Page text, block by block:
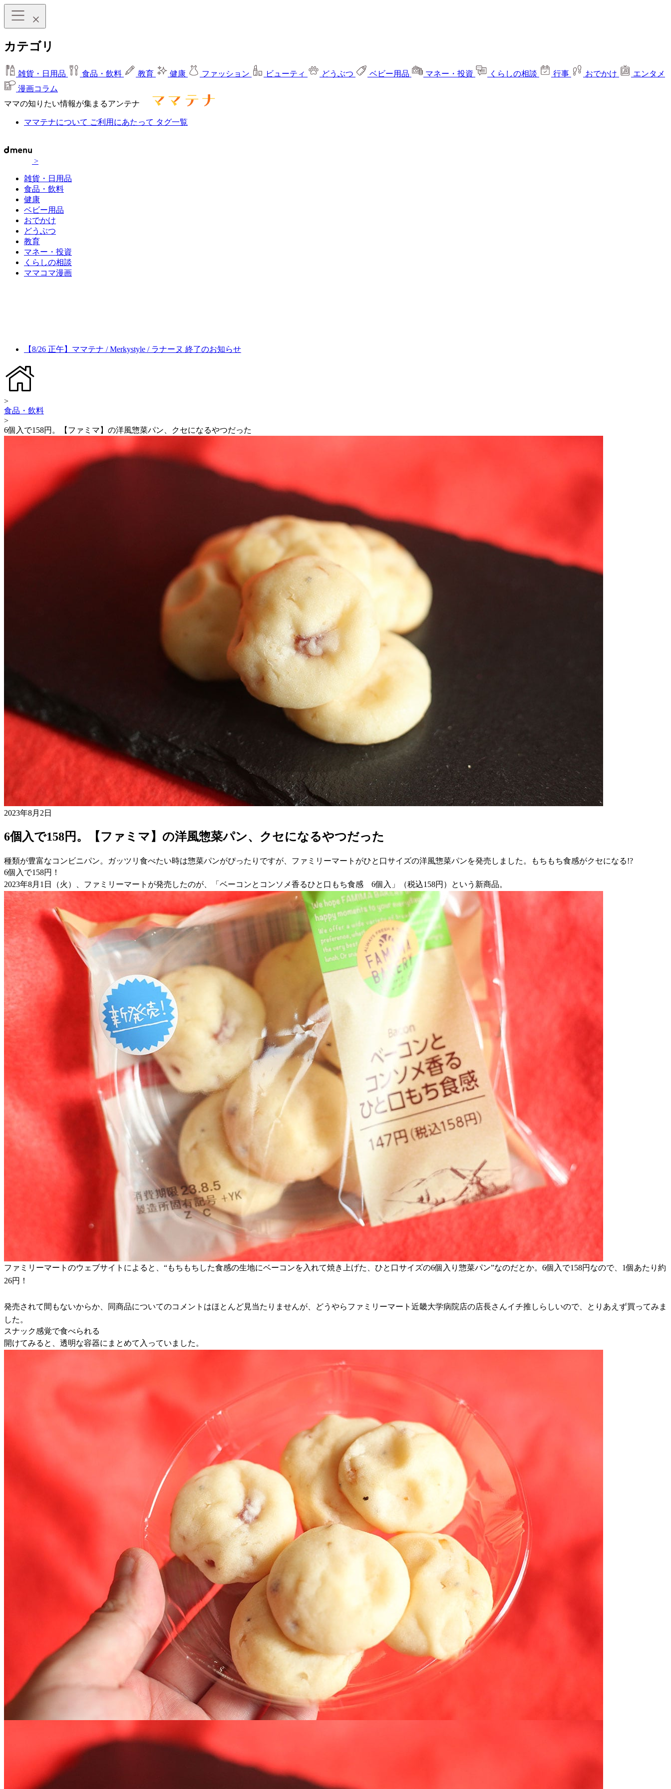
カテゴリ
雑貨・日用品 食品・飲料 教育 健康 ファッション ビューティ どうぶつ ベビー用品 マネー・投資 くらしの相談 行事 おでかけ
エンタメ
漫画コラム
ママの知りたい情報が集まるアンテナ
ママテナについて ご利用にあたって タグ一覧
>
雑貨・日用品
食品・飲料
健康
ベビー用品
おでかけ
どうぶつ
教育
マネー・投資
くらしの相談
ママコマ漫画
【8/26 正午】ママテナ / Merkystyle / ラナーヌ 終了のお知らせ
>
食品・飲料
>
6個入で158円。【ファミマ】の洋風惣菜パン、クセになるやつだった
2023年8月2日
6個入で158円。【ファミマ】の洋風惣菜パン、クセになるやつだった
種類が豊富なコンビニパン。ガッツリ食べたい時は惣菜パンがぴったりですが、ファミリーマートがひと口サイズの洋風惣菜パンを発売しました。もちもち食感がクセになる!?
6個入で158円！
2023年8月1日（火）、ファミリーマートが発売したのが、「ベーコンとコンソメ香るひと口もち食感 6個入」（税込158円）という新商品。
ファミリーマートのウェブサイトによると、“もちもちした食感の生地にベーコンを入れて焼き上げた、ひと口サイズの6個入り惣菜パン”なのだとか。6個入で158円なので、1個あたり約
26円！
発売されて間もないからか、同商品についてのコメントはほとんど見当たりませんが、どうやらファミリーマート近畿大学病院店の店長さんイチ推しらしいので、とりあえず買ってみま
した。
スナック感覚で食べられる
開けてみると、透明な容器にまとめて入っていました。